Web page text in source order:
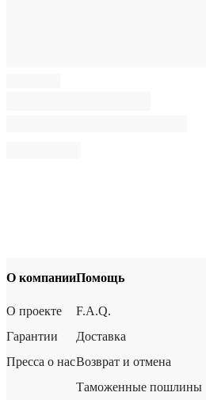
О компании
О проекте
Гарантии
Пресса о нас
Помощь
F.A.Q.
Доставка
Возврат и отмена
Таможенные пошлины